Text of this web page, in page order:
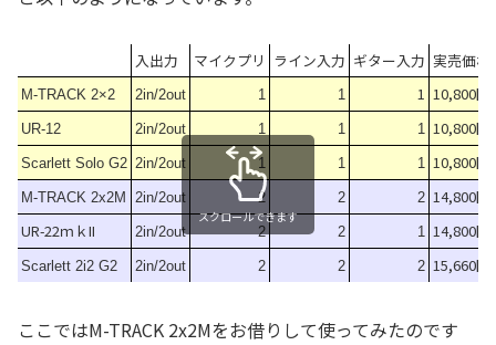
入出力 マイクプリ ライン入力 ギター入力 実売価格
M-TRACK 2×2 2in/2out 1 1 1 10,800円
UR-12 2in/2out 1 1 1 10,800円
Scarlett Solo G2 2in/2out 1 1 1 10,800円
M-TRACK 2x2M 2in/2out 2 2 2 14,800円
UR-22ｍｋII
2in/2out 2 2 1 14,800円
Scarlett 2i2 G2 2in/2out 2 2 2 15,660円
スクロールできます
ここではM-TRACK 2x2Mをお借りして使ってみたのです